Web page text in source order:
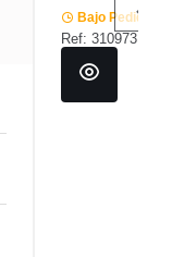
Bajo Pedido
Ref: 310973